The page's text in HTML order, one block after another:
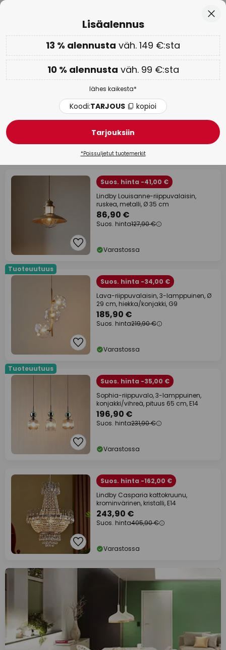
Vain
02D 16H 01M 14S
Lisäalennus: 10 % väh. 99 €:sta tai 13 % väh. 149 €:sta-
lähes kaikesta
Koodi:TARJOUS kopioi
WOW-viikko:jopa -70 % >
Riippuvalaisimet portaisiin
Suos. hinta -41,00 €
Lindby Louisanne-riippuvalaisin,
ruskea, metalli, Ø 35 cm
86,90 €
Suos. hinta127,90 €
Varastossa
Tuoteuutuus
Suos. hinta -34,00 €
Lava-riippuvalaisin, 3-lamppuinen, Ø
29 cm, hiekka/konjakki, G9
185,90 €
Suos. hinta219,90 €
Varastossa
Tuoteuutuus
Suos. hinta -35,00 €
Sophia-riippuvalo, 3-lamppuinen,
konjakki/vihreä, pituus 65 cm, E14
196,90 €
Suos. hinta231,90 €
Varastossa
Suos. hinta -162,00 €
Lindby Casparia kattokruunu,
krominvärinen, kristalli, E14
243,90 €
Suos. hinta405,90 €
Varastossa
Lisäalennus
13 % alennusta väh. 149 €:sta
10 % alennusta väh. 99 €:sta
lähes kaikesta*
Koodi:TARJOUS kopioi
Tarjouksiin
*Poissuljetut tuotemerkit